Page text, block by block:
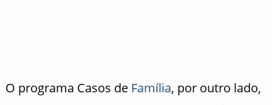
O programa Casos de Família, por outro lado,